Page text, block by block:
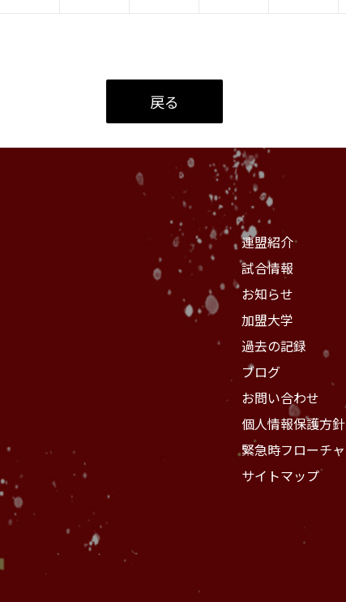
戻る
連盟紹介
試合情報
お知らせ
加盟大学
過去の記録
ブログ
お問い合わせ
個人情報保護方針
緊急時フローチ
サイトマップ